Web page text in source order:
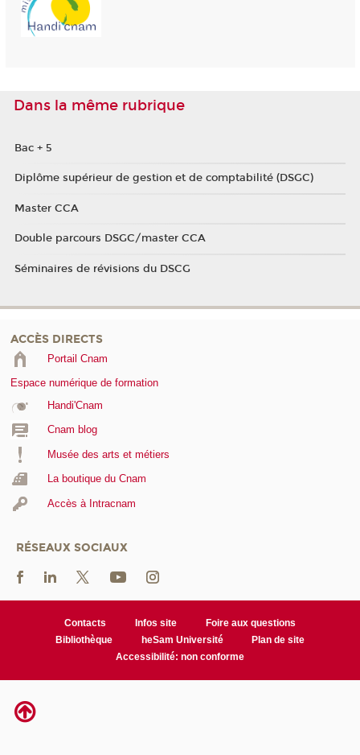
Dans la même rubrique
Bac + 5
Diplôme supérieur de gestion et de comptabilité (DSGC)
Master CCA
Double parcours DSGC/master CCA
Séminaires de révisions du DSCG
ACCÈS DIRECTS
Portail Cnam
Espace numérique de formation
Handi'Cnam
Cnam blog
Musée des arts et métiers
La boutique du Cnam
Accès à Intracnam
RÉSEAUX SOCIAUX
Contacts Infos site
Foire aux questions
Bibliothèque
heSam Université
Plan de site
Accessibilité: non conforme